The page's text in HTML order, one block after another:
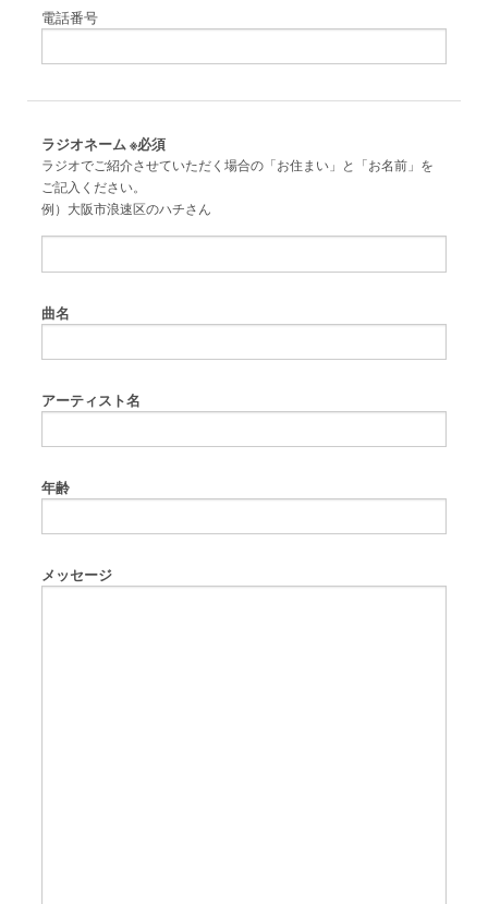
電話番号
ラジオネーム※必須
ラジオでご紹介させていただく場合の「お住まい」と「お名前」を
ご記入ください。
例）大阪市浪速区のハチさん
曲名
アーティスト名
年齢
メッセージ